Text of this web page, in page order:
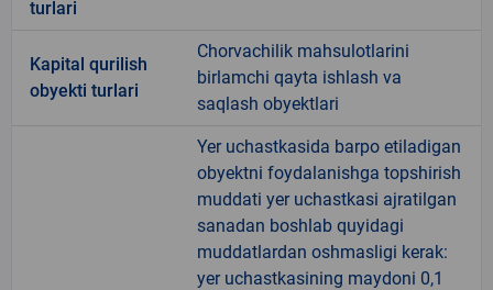
turlari
Kapital qurilish
obyekti turlari
Chorvachilik mahsulotlarini
birlamchi qayta ishlash va
saqlash obyektlari
Yer uchastkasida barpo etiladigan
obyektni foydalanishga topshirish
muddati yer uchastkasi ajratilgan
sanadan boshlab quyidagi
muddatlardan oshmasligi kerak:
yer uchastkasining maydoni 0,1